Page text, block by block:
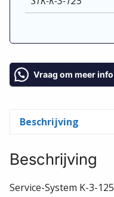
Vraag om meer info
Beschrijving
Beschrijving
Service-System K-3-125